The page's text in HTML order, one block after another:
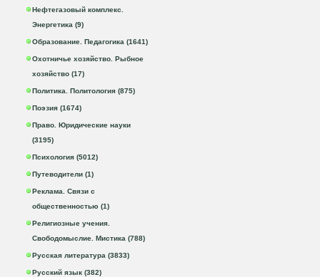
Нефтегазовый комплекс.
Энергетика (9)
Образование. Педагогика (1641)
Охотничье хозяйство. Рыбное
хозяйство (17)
Политика. Политология (875)
Поэзия (1674)
Право. Юридические науки
(3195)
Психология (5012)
Путеводители (1)
Реклама. Связи с
общественностью (1)
Религиозные учения.
Свободомыслие. Мистика (788)
Русская литература (3833)
Русский язык (382)